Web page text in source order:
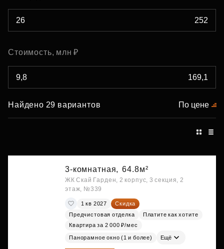
Стоимость, млн ₽
Найдено 29 вариантов По цене
3-комнатная, 64.8м²
ЖК Скай Гарден, 2 корпус, 3 секция, 2
этаж, №339
1 кв 2027
Скидка
Предчистовая отделка
Платите как хотите
Квартира за 2 000 ₽/мес
Панорамное окно (1 и более) Ещё